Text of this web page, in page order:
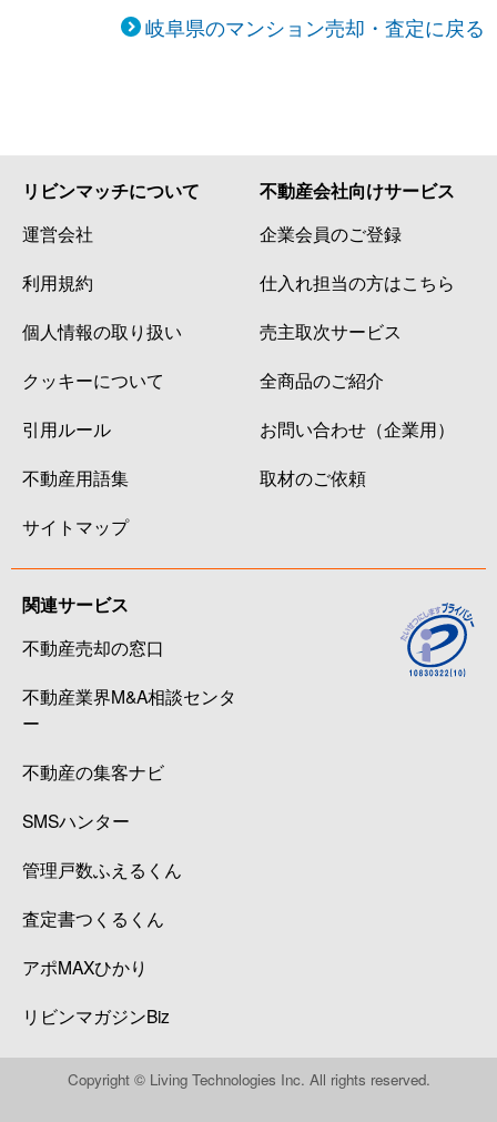
岐阜県のマンション売却・査定に戻る
リビンマッチについて
運営会社
利用規約
個人情報の取り扱い
クッキーについて
引用ルール
不動産用語集
サイトマップ
不動産会社向けサービス
企業会員のご登録
仕入れ担当の方はこちら
売主取次サービス
全商品のご紹介
お問い合わせ（企業用）
取材のご依頼
関連サービス
不動産売却の窓口
不動産業界M&A相談センタ
ー
不動産の集客ナビ
SMSハンター
管理戸数ふえるくん
査定書つくるくん
アポMAXひかり
リビンマガジンBiz
Copyright © Living Technologies Inc. All rights reserved.